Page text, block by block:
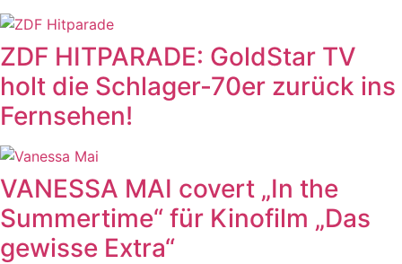
ZDF HITPARADE: GoldStar TV
holt die Schlager-70er zurück ins
Fernsehen!
VANESSA MAI covert „In the
Summertime“ für Kinofilm „Das
gewisse Extra“